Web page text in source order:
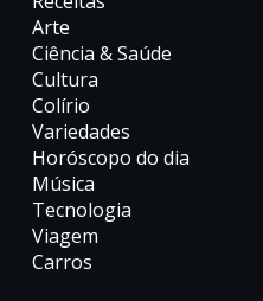
Arte
Ciência & Saúde
Cultura
Colírio
Variedades
Horóscopo do dia
Música
Tecnologia
Viagem
Carros